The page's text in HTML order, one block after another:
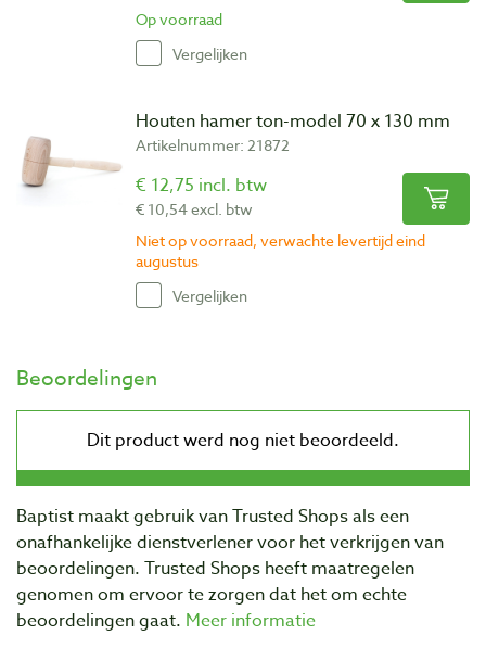
Op voorraad
Vergelijken
Houten hamer ton-model 70 x 130 mm
Artikelnummer: 21872
€ 12,75 incl. btw
€ 10,54 excl. btw
Niet op voorraad, verwachte levertijd eind
augustus
Vergelijken
Beoordelingen
Baptist maakt gebruik van Trusted Shops als een
onafhankelijke dienstverlener voor het verkrijgen van
beoordelingen. Trusted Shops heeft maatregelen
genomen om ervoor te zorgen dat het om echte
beoordelingen gaat. Meer informatie